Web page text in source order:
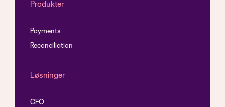
Produkter
Payments
Reconciliation
Løsninger
CFO